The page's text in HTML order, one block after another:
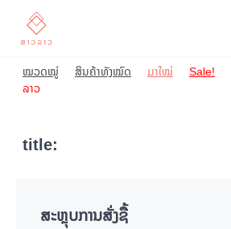
ໝວດໝູ່ ສິນຄ້າທັງໝົດ ມາໃໝ່ Sale!
ລາວ
title:
ສະຫຼຸບການສັ່ງຊື້